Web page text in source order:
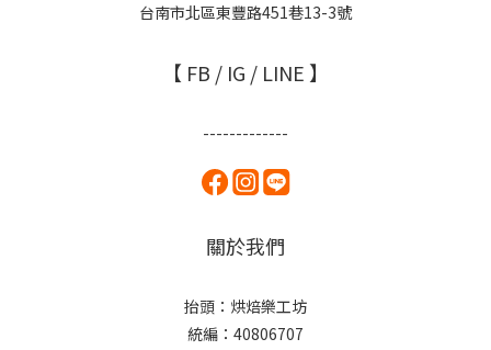
台南市北區東豐路451巷13-3號
【 FB / IG / LINE 】
-------------
關於我們
抬頭：烘焙樂工坊
統編：40806707